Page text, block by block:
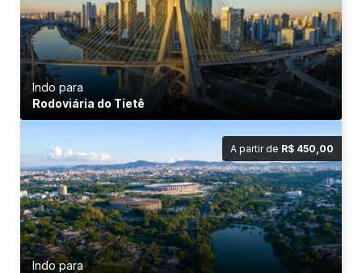
Indo para
Rodoviária do Tietê
A partir de R$ 450,00
Indo para